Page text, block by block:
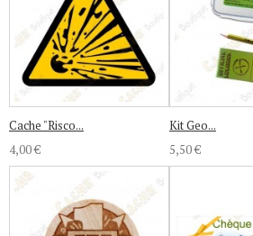
Cache "Risco...
4,00 €
Kit Geo...
5,50 €